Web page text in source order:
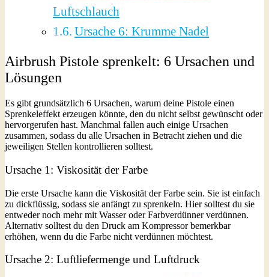
Luftschlauch
Ursache 6: Krumme Nadel
Airbrush Pistole sprenkelt: 6 Ursachen und
Lösungen
Es gibt grundsätzlich 6 Ursachen, warum deine Pistole einen
Sprenkeleffekt erzeugen könnte, den du nicht selbst gewünscht oder
hervorgerufen hast. Manchmal fallen auch einige Ursachen
zusammen, sodass du alle Ursachen in Betracht ziehen und die
jeweiligen Stellen kontrollieren solltest.
Ursache 1: Viskosität der Farbe
Die erste Ursache kann die Viskosität der Farbe sein. Sie ist einfach
zu dickflüssig, sodass sie anfängt zu sprenkeln. Hier solltest du sie
entweder noch mehr mit Wasser oder Farbverdünner verdünnen.
Alternativ solltest du den Druck am Kompressor bemerkbar
erhöhen, wenn du die Farbe nicht verdünnen möchtest.
Ursache 2: Luftliefermenge und Luftdruck